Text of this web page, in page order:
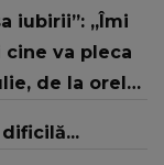
iubirii”: „Îmi
cine va pleca
de la orele